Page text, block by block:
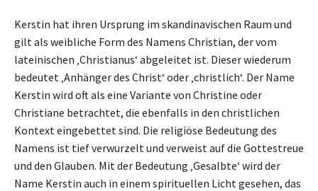
Kerstin hat ihren Ursprung im skandinavischen Raum und
gilt als weibliche Form des Namens Christian, der vom
lateinischen ‚Christianus‘ abgeleitet ist. Dieser wiederum
bedeutet ‚Anhänger des Christ‘ oder ‚christlich‘. Der Name
Kerstin wird oft als eine Variante von Christine oder
Christiane betrachtet, die ebenfalls in den christlichen
Kontext eingebettet sind. Die religiöse Bedeutung des
Namens ist tief verwurzelt und verweist auf die Gottestreue
und den Glauben. Mit der Bedeutung ‚Gesalbte‘ wird der
Name Kerstin auch in einem spirituellen Licht gesehen, das